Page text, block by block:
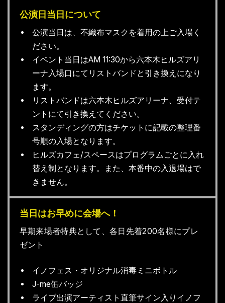
公演日当日について
公演当日は、不織布マスクを着用の上ご入場く
ださい。
イベント当日はAM 11:30から六本木ヒルズアリ
ーナ入場口にてリストバンドと引き換えになり
ます。
リストバンドは六本木ヒルズアリーナ、受付テ
ントにて引き換えてください。
スタンディングの方はチケットに記載の整理番
号順の入場となります。
ヒルズカフェ/スペースはプログラムごとに入れ
替え制となります。また、本番中の入退場はで
きません。
当日はお早めに会場へ！
早期来場者特典として、各日先着200名様にプレ
ゼント
イノフェス・オリジナル消毒ミニボトル
J-me缶バッジ
ライブ出演アーティスト直筆サイン入りイノフ